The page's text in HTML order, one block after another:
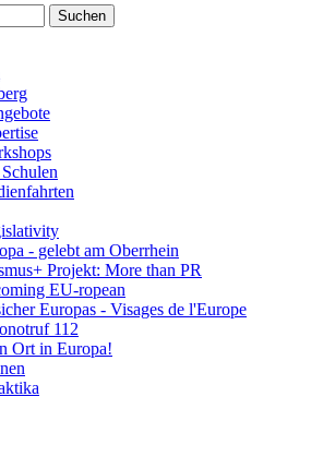
Suchen
- gelebt am Oberrhein
Projekt: More than PR
EU-ropean
Europas - Visages de l'Europe
112
Ort in Europa!